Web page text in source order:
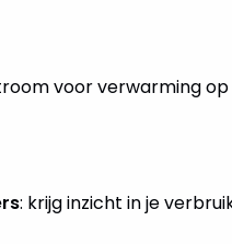
voor verwarming
: krijg inzicht in je